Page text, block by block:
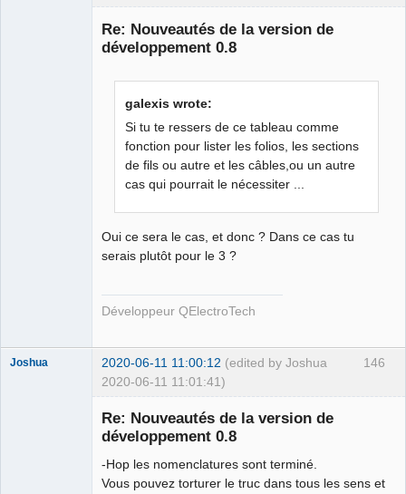
Re: Nouveautés de la version de
développement 0.8
galexis wrote:
Si tu te ressers de ce tableau comme
fonction pour lister les folios, les sections
de fils ou autre et les câbles,ou un autre
cas qui pourrait le nécessiter ...
Oui ce sera le cas, et donc ? Dans ce cas tu
serais plutôt pour le 3 ?
Développeur QElectroTech
146
Joshua 2020-06-11 11:00:12 (edited by Joshua
2020-06-11 11:01:41)
Re: Nouveautés de la version de
développement 0.8
-Hop les nomenclatures sont terminé.
Vous pouvez torturer le truc dans tous les sens et